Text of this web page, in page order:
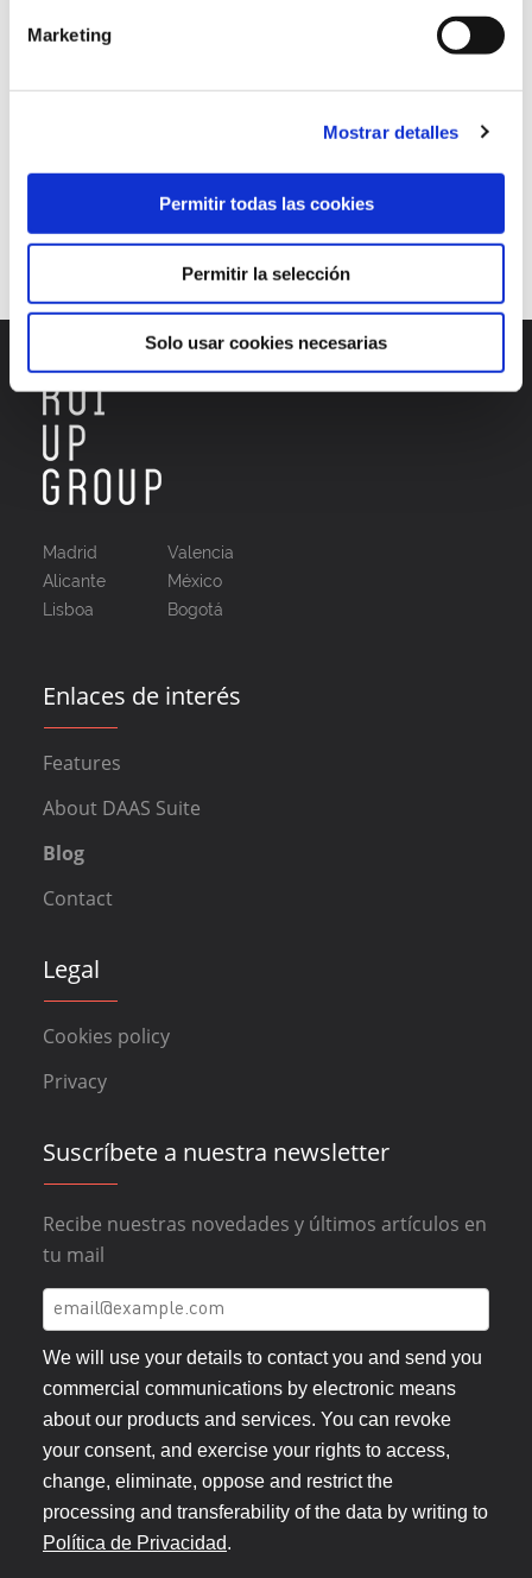
Marketing
Mostrar detalles
Permitir todas las cookies
Permitir la selección
Solo usar cookies necesarias
1 2 3
Madrid
Valencia
Alicante
México
Lisboa
Bogotá
Enlaces de interés
Features
About DAAS Suite
Blog
Contact
Legal
Cookies policy
Privacy
Suscríbete a nuestra newsletter
Recibe nuestras novedades y últimos artículos en
tu mail
We will use your details to contact you and send you
commercial communications by electronic means
about our products and services. You can revoke
your consent, and exercise your rights to access,
change, eliminate, oppose and restrict the
processing and transferability of the data by writing to
Política de Privacidad.